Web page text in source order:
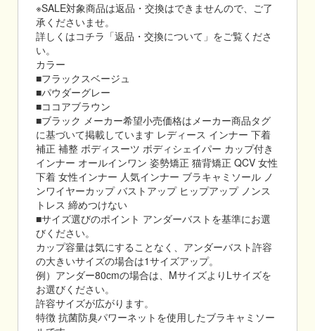
※SALE対象商品は返品・交換はできませんので、ご了
承くださいませ。
詳しくはコチラ「返品・交換について」をご覧くださ
い。
カラー
■フラックスベージュ
■パウダーグレー
■ココアブラウン
■ブラック メーカー希望小売価格はメーカー商品タグ
に基づいて掲載しています レディース インナー 下着
補正 補整 ボディスーツ ボディシェイパー カップ付き
インナー オールインワン 姿勢矯正 猫背矯正 QCV 女性
下着 女性インナー 人気インナー ブラキャミソール ノ
ンワイヤーカップ バストアップ ヒップアップ ノンス
トレス 締めつけない
■サイズ選びのポイント アンダーバストを基準にお選
びください。
カップ容量は気にすることなく、アンダーバスト許容
の大きいサイズの場合は1サイズアップ。
例）アンダー80cmの場合は、MサイズよりLサイズを
お選びください。
許容サイズが広がります。
特徴 抗菌防臭パワーネットを使用したブラキャミソー